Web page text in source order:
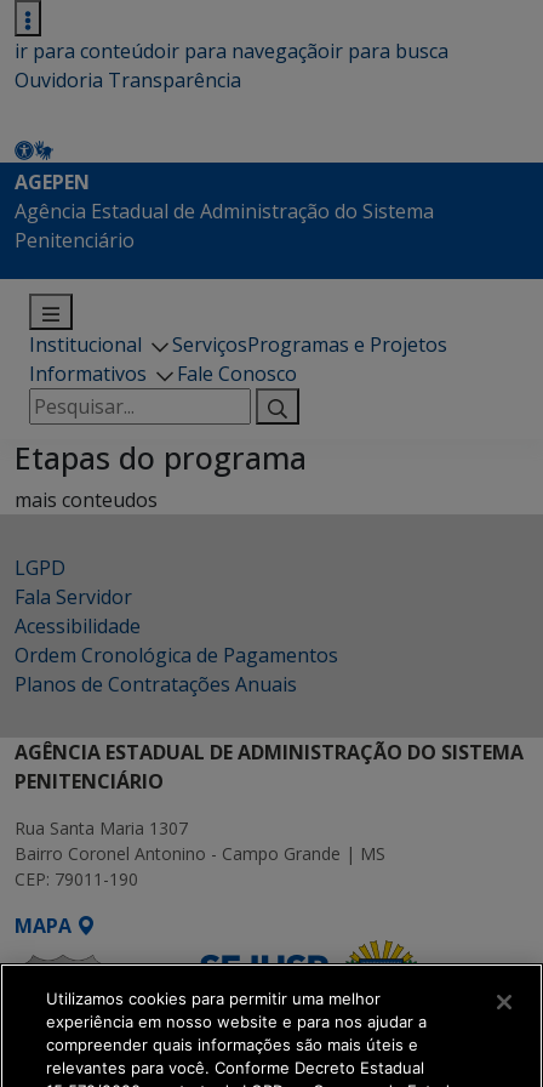
ir para conteúdoir para navegaçãoir para busca
Ouvidoria Transparência
AGEPEN
Agência Estadual de Administração do Sistema
Penitenciário
Institucional ServiçosProgramas e Projetos
Informativos
Fale Conosco
Pesquisar
por:
Etapas do programa
mais conteudos
LGPD
Fala Servidor
Acessibilidade
Ordem Cronológica de Pagamentos
Planos de Contratações Anuais
AGÊNCIA ESTADUAL DE ADMINISTRAÇÃO DO SISTEMA
PENITENCIÁRIO
Rua Santa Maria 1307
Bairro Coronel Antonino - Campo Grande | MS
CEP: 79011-190
MAPA
Utilizamos cookies para permitir uma melhor
experiência em nosso website e para nos ajudar a
compreender quais informações são mais úteis e
relevantes para você. Conforme Decreto Estadual